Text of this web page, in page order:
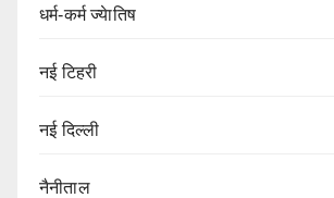
धर्म-कर्म ज्येातिष
नई टिहरी
नई दिल्ली
नैनीताल